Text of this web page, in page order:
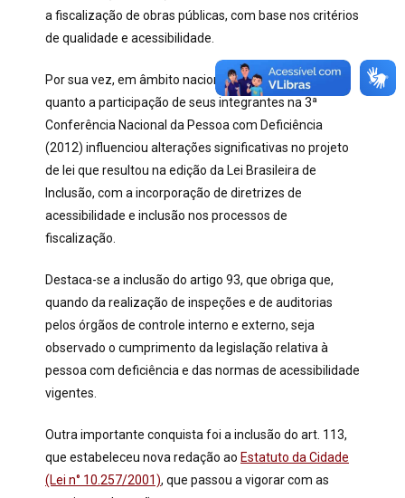
a fiscalização de obras públicas, com base nos critérios
de qualidade e acessibilidade.
Por sua vez, em âmbito nacional, tanto a campanha
quanto a participação de seus integrantes na 3ª
Conferência Nacional da Pessoa com Deficiência
(2012) influenciou alterações significativas no projeto
de lei que resultou na edição da Lei Brasileira de
Inclusão, com a incorporação de diretrizes de
acessibilidade e inclusão nos processos de
fiscalização.
Destaca-se a inclusão do artigo 93, que obriga que,
quando da realização de inspeções e de auditorias
pelos órgãos de controle interno e externo, seja
observado o cumprimento da legislação relativa à
pessoa com deficiência e das normas de acessibilidade
vigentes.
Outra importante conquista foi a inclusão do art. 113,
que estabeleceu nova redação ao Estatuto da Cidade
(Lei n° 10.257/2001), que passou a vigorar com as